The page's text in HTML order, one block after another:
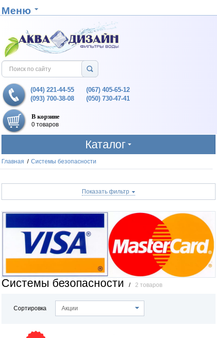
Меню
(044) 221-44-55
(093) 700-38-08
(067) 405-65-12
(050) 730-47-41
В корзине
0 товаров
Каталог
Главная / Системы безопасности
Показать фильтр
Системы безопасности / 2 товаров
Сортировка Акции